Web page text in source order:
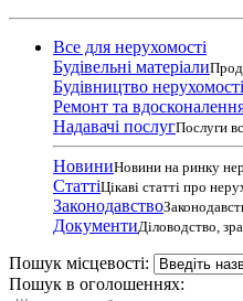
Все для нерухомості
Будівельні матеріали
Будівництво нерухомості
Ремонт та
Надавачі послугПослуги
НовиниНовини на ринку
СтаттіЦікаві статті про
Законодавство
ДокументиДіловодство,
Пошук місцевості:
Пошук в оголошеннях: